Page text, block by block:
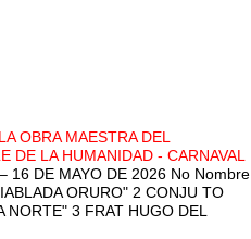
OBRA MAESTRA DEL
DE LA HUMANIDAD - CARNAVAL
16 DE MAYO DE 2026 No Nombre
ORURO" 2 CONJU TO
3 FRAT HUGO DEL